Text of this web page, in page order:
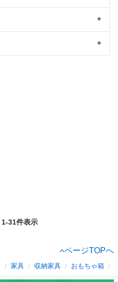
31件表示
ページTOPへ
家具 収納家具 おもちゃ箱